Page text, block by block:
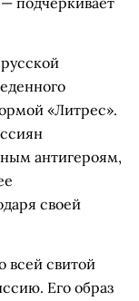
«Литрес».
антигероям,
своей
всей свитой
Его образ